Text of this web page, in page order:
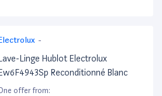
-
Lave-Linge Hublot Electrolux
Ew6F4943Sp Reconditionné Blanc
offer from: